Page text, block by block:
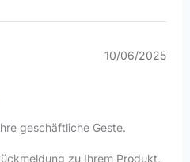
10/06/2025
geschäftliche Geste.
zu Ihrem Produkt,